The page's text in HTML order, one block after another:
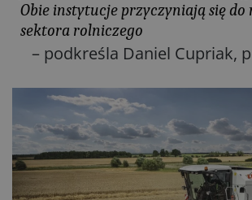
Obie instytucje przyczyniają się do
sektora rolniczego
– podkreśla Daniel Cupriak,